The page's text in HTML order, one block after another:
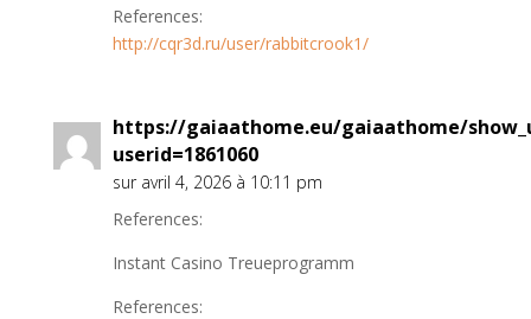
References:
http://cqr3d.ru/user/rabbitcrook1/
https://gaiaathome.eu/gaiaathome/
userid=1861060
sur avril 4, 2026 à 10:11 pm
References:
Instant Casino Treueprogramm
References: